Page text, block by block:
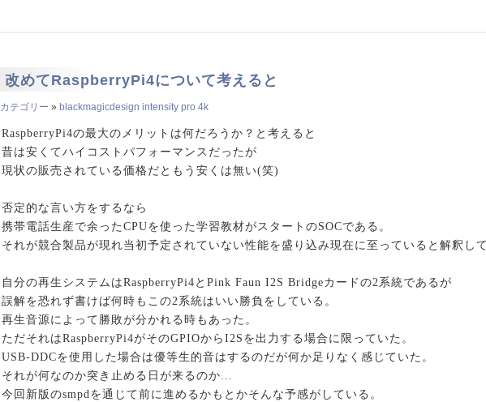
改めてRaspberryPi4について考えると
カテゴリー » blackmagicdesign intensity pro 4k
RaspberryPi4の最大のメリットは何だろうか？と考えると
昔は安くてハイコストパフォーマンスだったが
現状の販売されている価格だともう安くは無い(笑)
否定的な言い方をするなら
携帯電話生産で余ったCPUを使った学習教材がスタートのSOCである。
それが競合製品が現れ当初予定されていない性能を盛り込み現在に至っていると解釈し
自分の再生システムはRaspberryPi4とPink Faun I2S Bridgeカードの2系統であるが
誤解を恐れず書けば何時もこの2系統はいい勝負をしている。
再生音源によって勝敗が分かれる時もあった。
ただそれはRaspberryPi4がそのGPIOからI2Sを出力する場合に限っていた。
USB-DDCを使用した場合は優等生的音はするのだが何か足りなく感じていた。
それが何なのか突き止める日が来るのか...
今回新版のsmpdを通じて前に進めるかもとかそんな予感がしている。